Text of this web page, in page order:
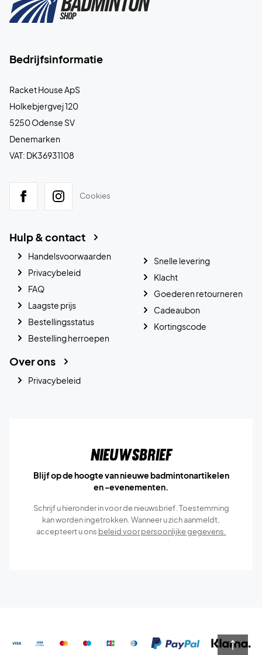
Bedrijfsinformatie
Racket House ApS
Holkebjergvej 120
5250 Odense SV
Denemarken
VAT: DK36931108
Cookies
Hulp & contact
Handelsvoorwaarden
Privacybeleid
FAQ
Laagste prijs
Bestellingsstatus
Bestelling herroepen
Snelle levering
Klacht
Goederen retourneren
Cadeaubon
Kortingscode
Over ons
Privacybeleid
Nieuwsbrief
Blijf op de hoogte van nieuwe badmintonartikelen
en -evenementen.
Schrijf u hieronder in voor de nieuwsbrief. Toestemming
kan worden ingetrokken. Wanneer u zich aanmeldt,
accepteert u ons beleid voor persoonlijke gegevens.